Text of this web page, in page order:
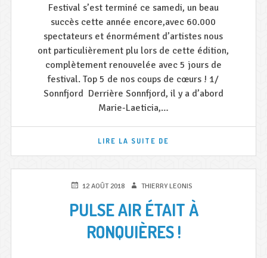
l
l
e
r
a
d
i
o
b
i
l
e
Festival s’est terminé ce samedi, un beau
succès cette année encore,avec 60.000
spectateurs et énormément d’artistes nous
ont particulièrement plu lors de cette édition,
complètement renouvelée avec 5 jours de
festival. Top 5 de nos coups de cœurs ! 1/
Sonnfjord Derrière Sonnfjord, il y a d’abord
Marie-Laeticia,…
LIRE LA SUITE DE
COUPS
CŒUR
DU
BSF
PUBLIÉ12 AOÛT 2018 AUTEUR
THIERRY LEONIS
PULSE AIR ÉTAIT À
RONQUIÈRES !